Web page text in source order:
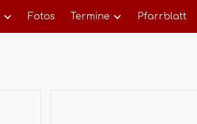
Skip to navigation
Fotos Termine Pfarrblatt